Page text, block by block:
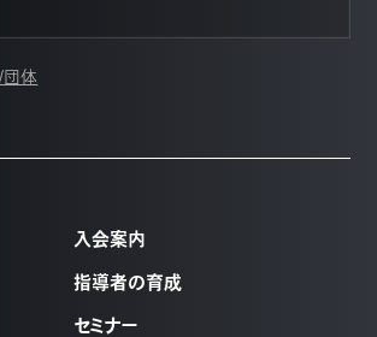
団体
入会案内
指導者の育成
セミナー